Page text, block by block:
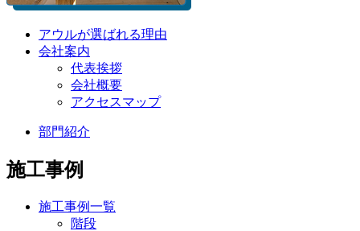
アウルが選ばれる理由
会社案内
代表挨拶
会社概要
アクセスマップ
部門紹介
施工事例
施工事例一覧
階段